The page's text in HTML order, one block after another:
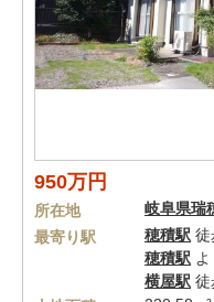
950万円
所在地 岐阜県瑞
最寄り駅
穂積駅 徒
穂積駅
横屋駅 徒